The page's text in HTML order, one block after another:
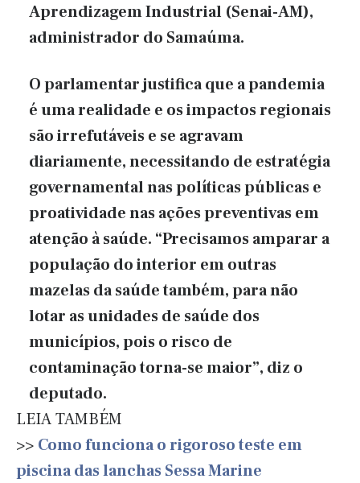
Aprendizagem Industrial (Senai-AM),
administrador do Samaúma.
O parlamentar justifica que a pandemia
é uma realidade e os impactos regionais
são irrefutáveis e se agravam
diariamente, necessitando de estratégia
governamental nas políticas públicas e
proatividade nas ações preventivas em
atenção à saúde. “Precisamos amparar a
população do interior em outras
mazelas da saúde também, para não
lotar as unidades de saúde dos
municípios, pois o risco de
contaminação torna-se maior”, diz o
deputado.
LEIA TAMBÉM
>> Como funciona o rigoroso teste em
piscina das lanchas Sessa Marine